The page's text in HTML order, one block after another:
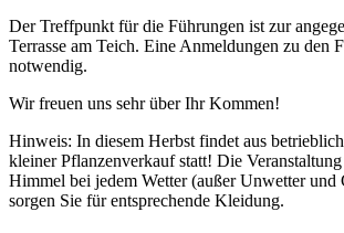
Der Treffpunkt für die Führungen ist zur
Terrasse am Teich. Eine Anmeldungen zu den
notwendig.
Wir freuen uns sehr über Ihr Kommen!
Hinweis: In diesem Herbst findet aus
kleiner Pflanzenverkauf statt! Die
Himmel bei jedem Wetter (außer Unwetter und
sorgen Sie für entsprechende Kleidung.